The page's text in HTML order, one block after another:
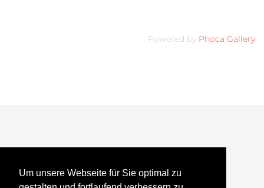
Um unsere Webseite für Sie optimal zu
Powered by Phoca Gallery
Modellbau